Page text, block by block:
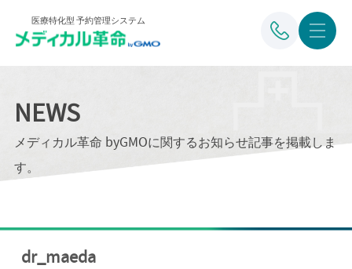
医療特化型 予約管理システム
NEWS
メディカル革命 byGMOに関するお知らせ記事を掲載しま
す。
dr_maeda